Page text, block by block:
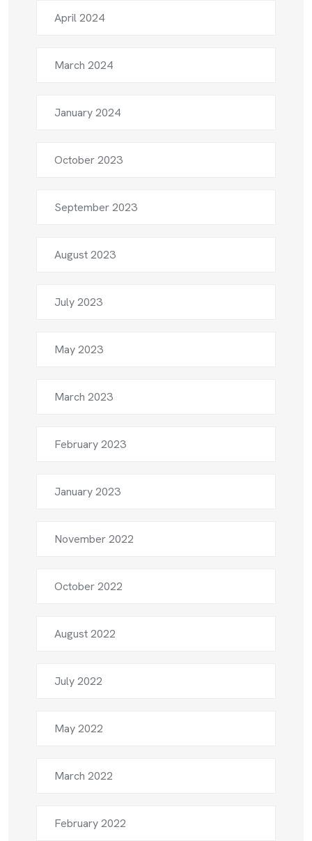
April 2024
March 2024
January 2024
October 2023
September 2023
August 2023
July 2023
May 2023
March 2023
February 2023
January 2023
November 2022
October 2022
August 2022
July 2022
May 2022
March 2022
February 2022